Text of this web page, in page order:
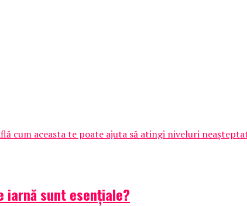
cum aceasta te poate ajuta să atingi niveluri
iarnă sunt esențiale?